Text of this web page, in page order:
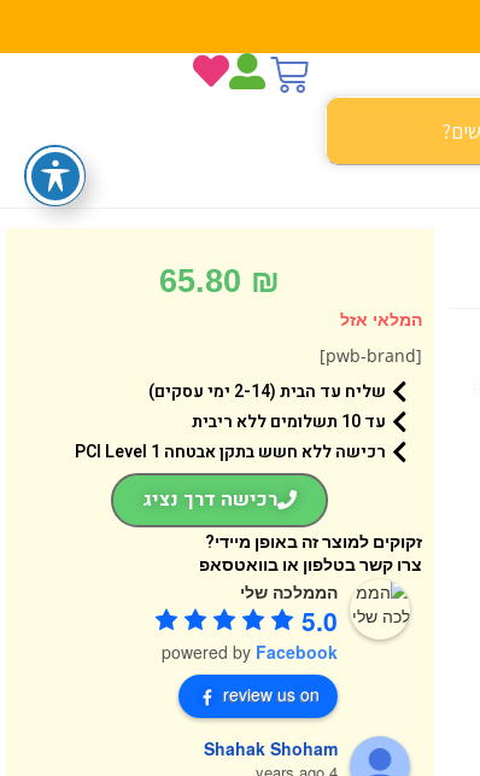
65.80 ₪
המלאי אזל
[pwb-brand]
שליח עד הבית (2-14 ימי עסקים)
עד 10 תשלומים ללא ריבית
רכישה ללא חשש בתקן אבטחה 1 PCI Level
רכישה דרך נציג
זקוקים למוצר זה באופן מיידי?
צרו קשר בטלפון או בוואטסאפ
הממלכה שלי
5.0
powered by Facebook
review us on
Shahak Shoham